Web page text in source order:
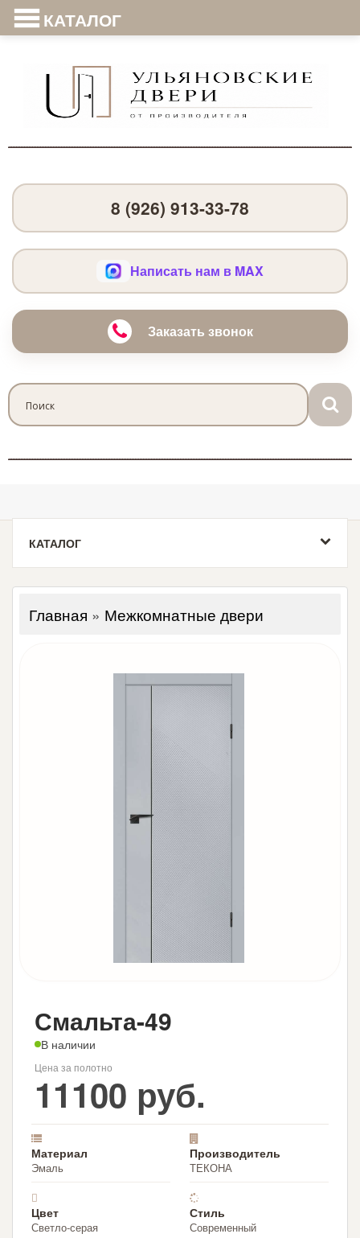
КАТАЛОГ
8 (926) 913-33-78
Написать нам в MAX
Заказать звонок
КАТАЛОГ
Главная » Межкомнатные двери
Смальта-49
В наличии
Цена за полотно
11100 руб.
Материал
Эмаль
Производитель
ТЕКОНА
Цвет
Светло-серая
Стиль
Современный